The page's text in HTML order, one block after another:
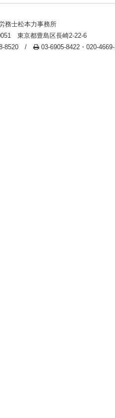
務士松本力事務所
東京都豊島区長崎2-22-6
8520 /
03-6905-8422・020-